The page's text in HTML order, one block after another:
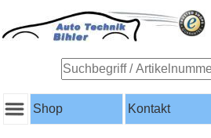
Shop Kontakt